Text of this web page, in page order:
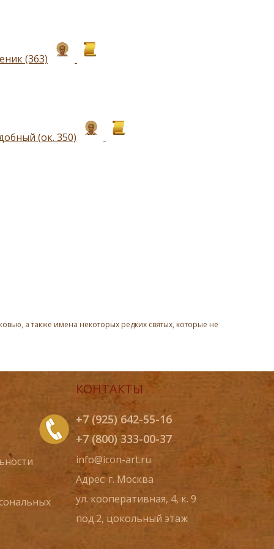
(363)
(ок. 350)
а также имена некоторых редких святых, которые не
КОНТАКТЫ
+7 (925) 642-55-16
+7 (800) 333-00-37
info@icon-art.ru
Адрес: г. Москва
ул. кооперативная, 4, к. 9
под.2, цокольный этаж